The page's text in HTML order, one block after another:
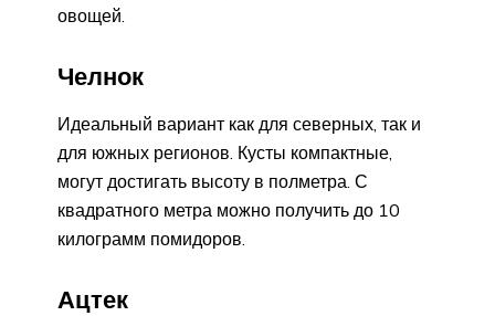
овощей.
Челнок
Идеальный вариант как для северных, так и
для южных регионов. Кусты компактные,
могут достигать высоту в полметра. С
квадратного метра можно получить до 10
килограмм помидоров.
Ацтек